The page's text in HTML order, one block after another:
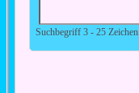
Suchbegriff 3 - 25 Zeichen